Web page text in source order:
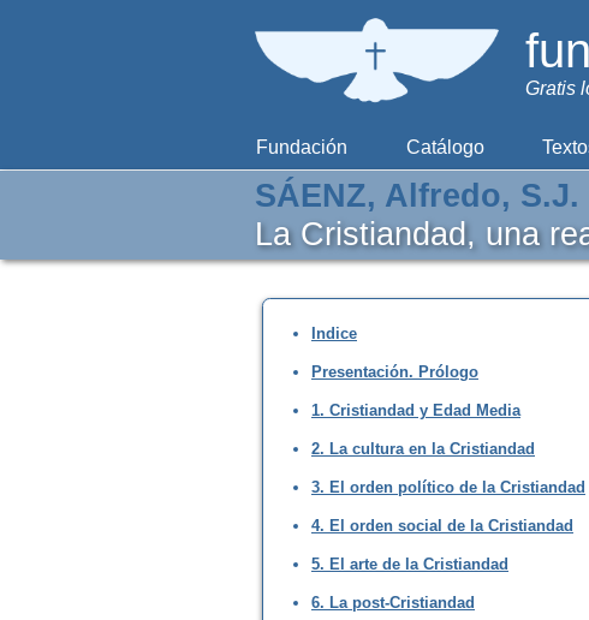
Gratis
Fundación Catálogo
SÁENZ, Alfredo, S.J.
La Cristiandad, una
Indice
Presentación. Prólogo
1. Cristiandad y Edad Media
2. La cultura en la Cristiandad
3. El orden político de la Cristiandad
4. El orden social de la Cristiandad
5. El arte de la Cristiandad
6. La post-Cristiandad